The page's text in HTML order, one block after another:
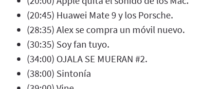
(20:45) Huawei Mate 9 y los Porsche.
(28:35) Alex se compra un móvil nuevo.
(30:35) Soy fan tuyo.
(34:00) OJALA SE MUERAN #2.
(38:00) Sintonía